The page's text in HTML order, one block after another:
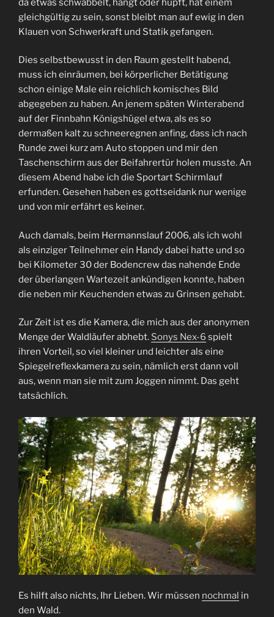
gleichgültig zu sein, sonst bleibt man auf ewig in den
Klauen von Schwerkraft und Statik gefangen.
Dies selbstbewusst in den Raum gestellt habend,
muss ich einräumen, bei körperlicher Betätigung
schon einige Male ein reichlich komisches Bild
abgegeben zu haben. An jenem späten Winterabend
auf der Finnbahn Königshügel etwa, als es so
dermaßen kalt zu schneeregnen anfing, dass ich nach
Runde zwei kurz am Auto stoppen und mir den
Taschenschirm aus der Beifahrertür holen musste. An
diesem Abend habe ich die Sportart Schirmlauf
erfunden. Gesehen haben es gottseidank nur wenige
und von mir erfährt es keiner.
Auch damals, beim Hermannslauf 2006, als ich wohl
als einziger Teilnehmer ein Handy dabei hatte und so
bei Kilometer 30 der Bodencrew das nahende Ende
der überlangen Wartezeit ankündigen konnte, haben
die neben mir Keuchenden etwas zu Grinsen gehabt.
Zur Zeit ist es die Kamera, die mich aus der anonymen
Menge der Waldläufer abhebt. Sonys Nex-6 spielt
ihren Vorteil, so viel kleiner und leichter als eine
Spiegelreflexkamera zu sein, nämlich erst dann voll
aus, wenn man sie mit zum Joggen nimmt. Das geht
tatsächlich.
Es hilft also nichts, Ihr Lieben. Wir müssen nochmal in
den Wald.